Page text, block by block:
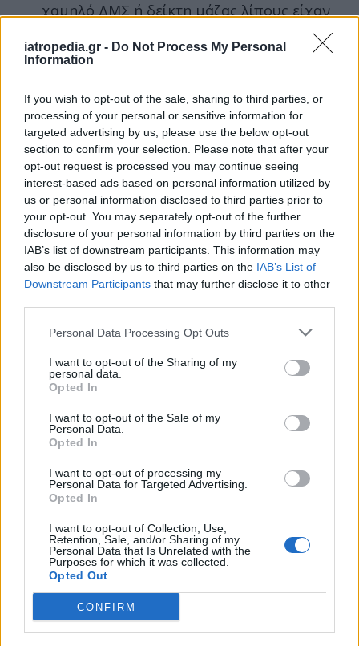
iatropedia.gr - Do Not Process My Personal
Information
If you wish to opt-out of the sale, sharing to third parties, or
processing of your personal or sensitive information for
targeted advertising by us, please use the below opt-out
section to confirm your selection. Please note that after your
opt-out request is processed you may continue seeing
interest-based ads based on personal information utilized by
us or personal information disclosed to third parties prior to
your opt-out. You may separately opt-out of the further
disclosure of your personal information by third parties on the
IAB’s list of downstream participants. This information may
also be disclosed by us to third parties on the IAB’s List of
Downstream Participants that may further disclose it to other
Personal Data Processing Opt Outs
I want to opt-out of the Sharing of my
personal data.
Opted In
I want to opt-out of the Sale of my
Personal Data.
Opted In
I want to opt-out of processing my
Personal Data for Targeted Advertising.
Opted In
I want to opt-out of Collection, Use,
Retention, Sale, and/or Sharing of my
Personal Data that Is Unrelated with the
Purposes for which it was collected.
Opted Out
CONFIRM
χαμηλό ΔΜΣ ή δείκτη μάζας λίπους είχαν
αυξημένο κίνδυνο θανάτου σε σύγκριση με
εκείνα με μέτριο ΔΜΣ ή δείκτη μάζας
Για παράδειγμα, κάθε αύξηση κατά μία
μονάδα στην αναλογία μέσης-γοφών αύξανε
τις πιθανότητες πρόωρου θανάτου κατά
σχεδόν διπλάσιες από μια αύξηση κατά μία
μονάδα στον ΔΜΣ ή στον δείκτη μάζας
λίπους.
Οι επιστήμονες ανακάλυψαν επίσης ότι η
αναλογία μέσης-γοφών συσχετίστηκε πιο
έντονα με τον θάνατο από όλες τις αιτίες
παρά ο ΔΜΣ ή ο δείκτης μάζας λίπους.
Αυτός ο σύνδεσμος ήταν ισχυρότερος στους
https://www.upi.com
φωτό: iStock
ΔΙΑΒΑΣΤΕ ΕΠΙΣΗΣ
Τι ΔΕΝ σας λέει ο Δείκτης Μάζας Σώματος:
Υπολογισμός ΕΔΩ – Ποιες άλλες μετρήσεις
συνιστούν οι ειδικοί
Υγιή επίπεδα για την ηλικία και το ύψος σας
Δείκτης Μάζας Σώματος: 6-13% αυξημένος
κίνδυνος για έξι καρκίνους με κάθε
παραπάνω μονάδα μέτρησης!